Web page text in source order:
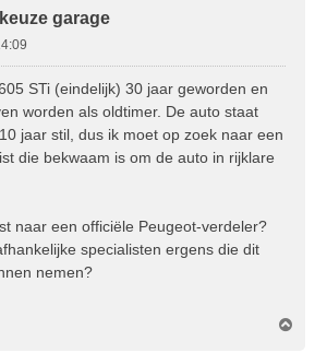
garage
STi (eindelijk) 30 jaar geworden en
worden als oldtimer. De auto staat
jaar stil, dus ik moet op zoek naar een
die bekwaam is om de auto in rijklare
naar een officiële Peugeot-verdeler?
specialisten ergens die dit
nemen?